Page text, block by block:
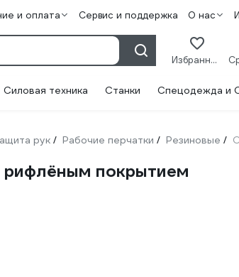
и оплата Сервис и поддержка О нас
Избранное
Силовая техника Станки Спецодежда и
рук / Рабочие перчатки / Резиновые /
рифлёным покрытием